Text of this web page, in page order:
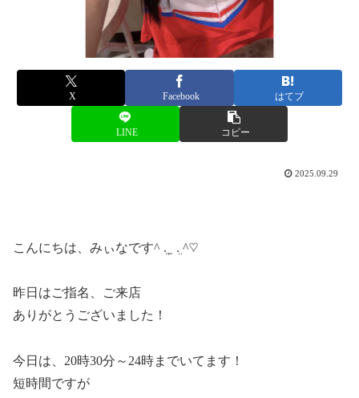
X Facebook はてブ
LINE コピー
2025.09.29
こんにちは、みぃなです^ ܸ. ̫ .ܸ ^♡
昨日はご指名、ご来店
ありがとうございました！
今日は、20時30分 ～24時までいてます！
短時間ですが